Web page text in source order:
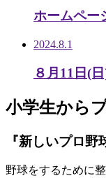
ホームペー
2024.8.1
８月11日(
小学生から
『新しいプロ
野球をするために